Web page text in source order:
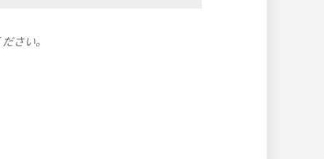
さい。